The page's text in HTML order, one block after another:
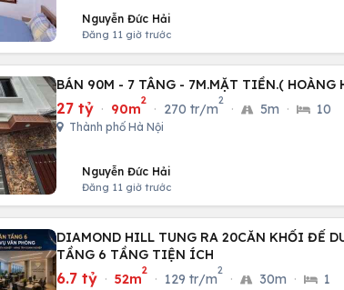
Nguyễn Đức Hải
Đăng 11 giờ trước
BÁN 90M - 7 TÂNG - 7M.MẶT TIỀN.( HOÀNG
27 tỷ · 90m
2
· 270 tr/m
2
· 5m · 10
Thành phố Hà Nội
Nguyễn Đức Hải
Đăng 11 giờ trước
DIAMOND HILL TUNG RA 20CĂN KHỐI ĐẾ
TẦNG 6 TẦNG TIỆN ÍCH
6.7 tỷ · 52m
2
· 129 tr/m
2
· 30m · 1